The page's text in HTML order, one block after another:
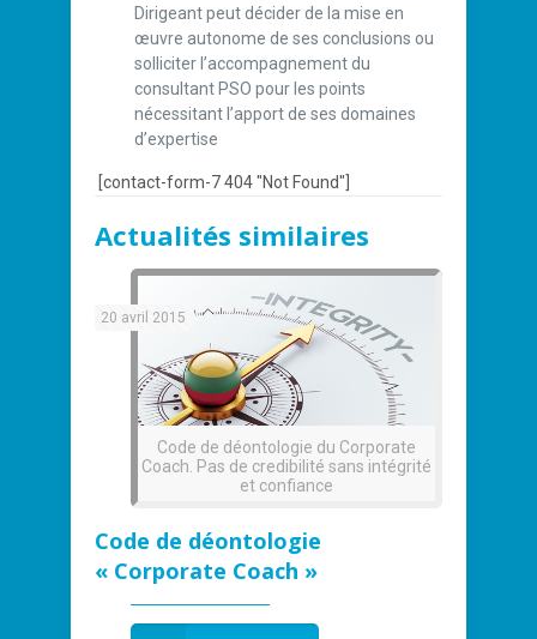
Dirigeant peut décider de la mise en
œuvre autonome de ses conclusions ou
solliciter l’accompagnement du
consultant PSO pour les points
nécessitant l’apport de ses domaines
d’expertise
[contact-form-7 404 "Not Found"]
Actualités similaires
Code de déontologie du Corporate
Coach. Pas de credibilité sans intégrité
et confiance
20 avril 2015
Code de déontologie
« Corporate Coach »